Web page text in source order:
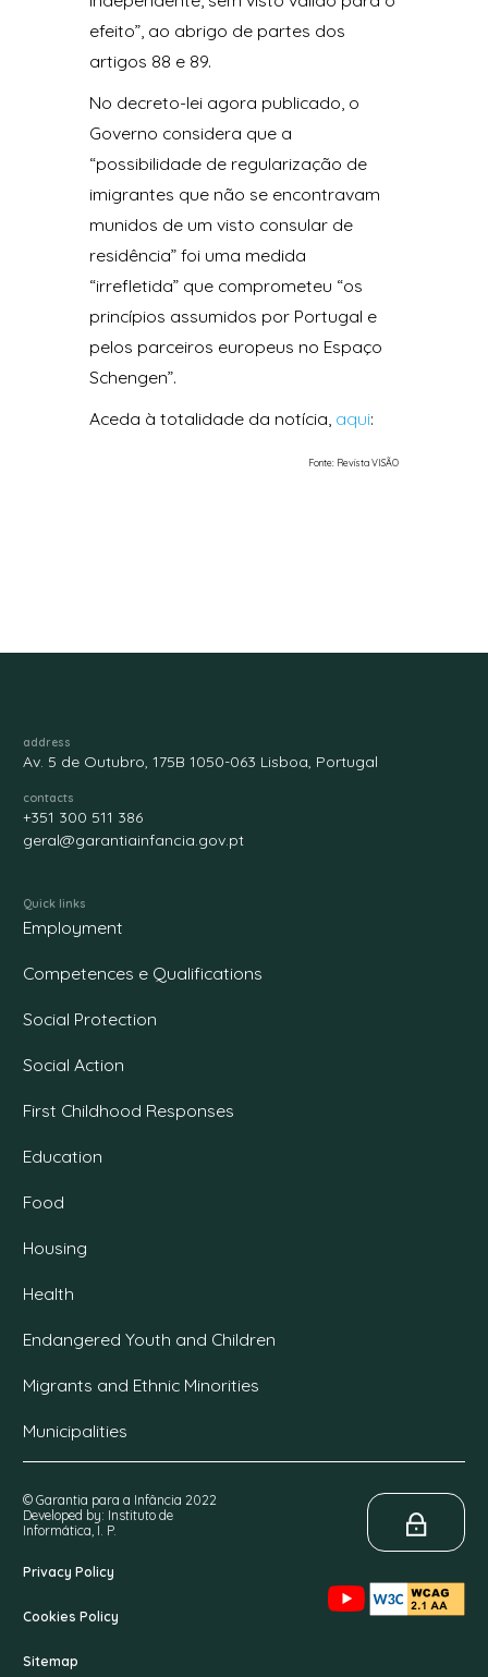
efeito”, ao abrigo de partes dos
artigos 88 e 89.
No decreto-lei agora publicado, o
Governo considera que a
“possibilidade de regularização de
imigrantes que não se encontravam
munidos de um visto consular de
residência” foi uma medida
“irrefletida” que comprometeu “os
princípios assumidos por Portugal e
pelos parceiros europeus no Espaço
Schengen”.
Aceda à totalidade da notícia, aqui:
Fonte: Revista VISÃO
address
Av. 5 de Outubro, 175B 1050-063 Lisboa, Portugal
contacts
+351 300 511 386
geral@garantiainfancia.gov.pt
Quick links
Employment
Competences e Qualifications
Social Protection
Social Action
First Childhood Responses
Education
Food
Housing
Health
Endangered Youth and Children
Migrants and Ethnic Minorities
Municipalities
© Garantia para a Infância 2022
Developed by: Instituto de
Informática, I. P.
Privacy Policy
Cookies Policy
Sitemap